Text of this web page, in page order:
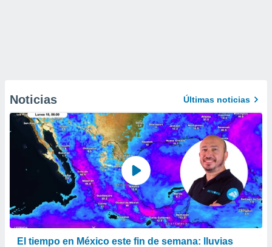
Noticias Últimas noticias
El tiempo en México este fin de semana: lluvias